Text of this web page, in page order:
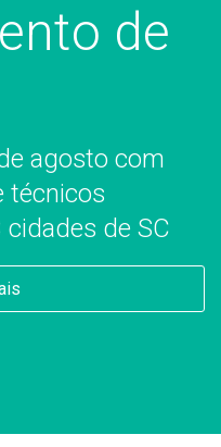
de
agosto com
técnicos
de SC